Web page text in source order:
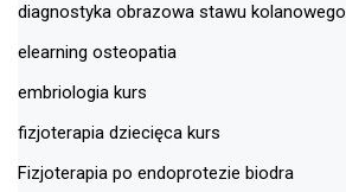
diagnostyka obrazowa stawu kolanowego
elearning osteopatia
embriologia kurs
fizjoterapia dziecięca kurs
Fizjoterapia po endoprotezie biodra